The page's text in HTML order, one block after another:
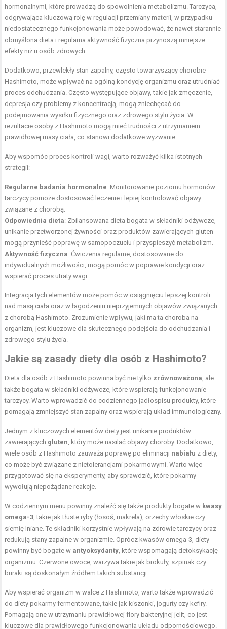
hormonalnymi, które prowadzą do spowolnienia metabolizmu. Tarczyca,
odgrywająca kluczową rolę w regulacji przemiany materii, w przypadku
niedostatecznego funkcjonowania może powodować, że nawet starannie
obmyślona dieta i regularna aktywność fizyczna przynoszą mniejsze
efekty niż u osób zdrowych.
Dodatkowo, przewlekły stan zapalny, często towarzyszący chorobie
Hashimoto, może wpływać na ogólną kondycję organizmu oraz utrudniać
proces odchudzania. Często występujące objawy, takie jak zmęczenie,
depresja czy problemy z koncentracją, mogą zniechęcać do
podejmowania wysiłku fizycznego oraz zdrowego stylu życia. W
rezultacie osoby z Hashimoto mogą mieć trudności z utrzymaniem
prawidłowej masy ciała, co stanowi dodatkowe wyzwanie.
Aby wspomóc proces kontroli wagi, warto rozważyć kilka istotnych
strategii:
Regularne badania hormonalne: Monitorowanie poziomu hormonów
tarczycy pomoże dostosować leczenie i lepiej kontrolować objawy
związane z chorobą.
Odpowiednia dieta: Zbilansowana dieta bogata w składniki odżywcze,
unikanie przetworzonej żywności oraz produktów zawierających gluten
mogą przynieść poprawę w samopoczuciu i przyspieszyć metabolizm.
Aktywność fizyczna: Ćwiczenia regularne, dostosowane do
indywidualnych możliwości, mogą pomóc w poprawie kondycji oraz
wspierać proces utraty wagi.
Integracja tych elementów może pomóc w osiągnięciu lepszej kontroli
nad masą ciała oraz w łagodzeniu nieprzyjemnych objawów związanych
z chorobą Hashimoto. Zrozumienie wpływu, jaki ma ta choroba na
organizm, jest kluczowe dla skutecznego podejścia do odchudzania i
zdrowego stylu życia.
Jakie są zasady diety dla osób z Hashimoto?
Dieta dla osób z Hashimoto powinna być nie tylko zrównoważona, ale
także bogata w składniki odżywcze, które wspierają funkcjonowanie
tarczycy. Warto wprowadzić do codziennego jadłospisu produkty, które
pomagają zmniejszyć stan zapalny oraz wspierają układ immunologiczny.
Jednym z kluczowych elementów diety jest unikanie produktów
zawierających gluten, który może nasilać objawy choroby. Dodatkowo,
wiele osób z Hashimoto zauważa poprawę po eliminacji nabiału z diety,
co może być związane z nietolerancjami pokarmowymi. Warto więc
przygotować się na eksperymenty, aby sprawdzić, które pokarmy
wywołują niepożądane reakcje.
W codziennym menu powinny znaleźć się także produkty bogate w kwasy
omega-3, takie jak tłuste ryby (łosoś, makrela), orzechy włoskie czy
siemię lniane. Te składniki korzystnie wpływają na zdrowie tarczycy oraz
redukują stany zapalne w organizmie. Oprócz kwasów omega-3, diety
powinny być bogate w antyoksydanty, które wspomagają detoksykację
organizmu. Czerwone owoce, warzywa takie jak brokuły, szpinak czy
buraki są doskonałym źródłem takich substancji.
Aby wspierać organizm w walce z Hashimoto, warto także wprowadzić
do diety pokarmy fermentowane, takie jak kiszonki, jogurty czy kefiry.
Pomagają one w utrzymaniu prawidłowej flory bakteryjnej jelit, co jest
kluczowe dla prawidłowego funkcjonowania układu odpornościowego.